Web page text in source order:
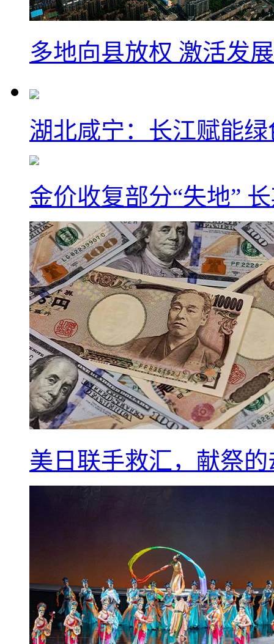
多地向县放权 激活发
湖北咸宁：长江赋能
金价收复部分“失地”
美日联手救汇，献祭